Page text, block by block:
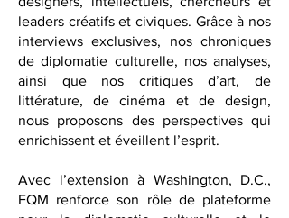
artistes, diplomates, entrepreneurs,
designers, intellectuels, chercheurs et
leaders créatifs et civiques. Grâce à nos
interviews exclusives, nos chroniques
de diplomatie culturelle, nos analyses,
ainsi que nos critiques d’art, de
littérature, de cinéma et de design,
nous proposons des perspectives qui
Avec l’extension à Washington, D.C.,